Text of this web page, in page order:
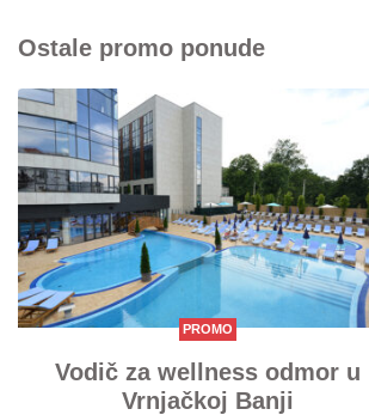
Ostale promo ponude
PROMO
Vodič za wellness odmor u
Vrnjačkoj Banji